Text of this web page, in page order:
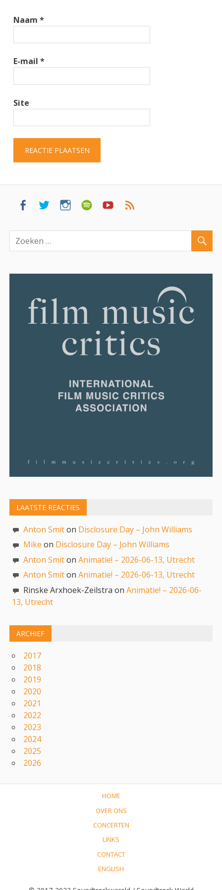
Naam*
E-mail*
Site
LAATSTE REACTIES
Anton Smiton Disclosure Day – John Williams
Mike on Disclosure Day – John Williams
Anton SmitonAnimatie! – 2026-06-13, Utrecht
Anton SmitonAnimatie! – 2026-06-13, Utrecht
Rinske Arxhoek-Zeilstra onAnimatie! – 2026-06-
13, Utrecht
ARCHIEF
2017
2018
2019
2020
2021
2022
2023
2024
2025
2026
HOME
OVER ONS
CONCERTEN
LINKS
CONTACT
ENGLISH